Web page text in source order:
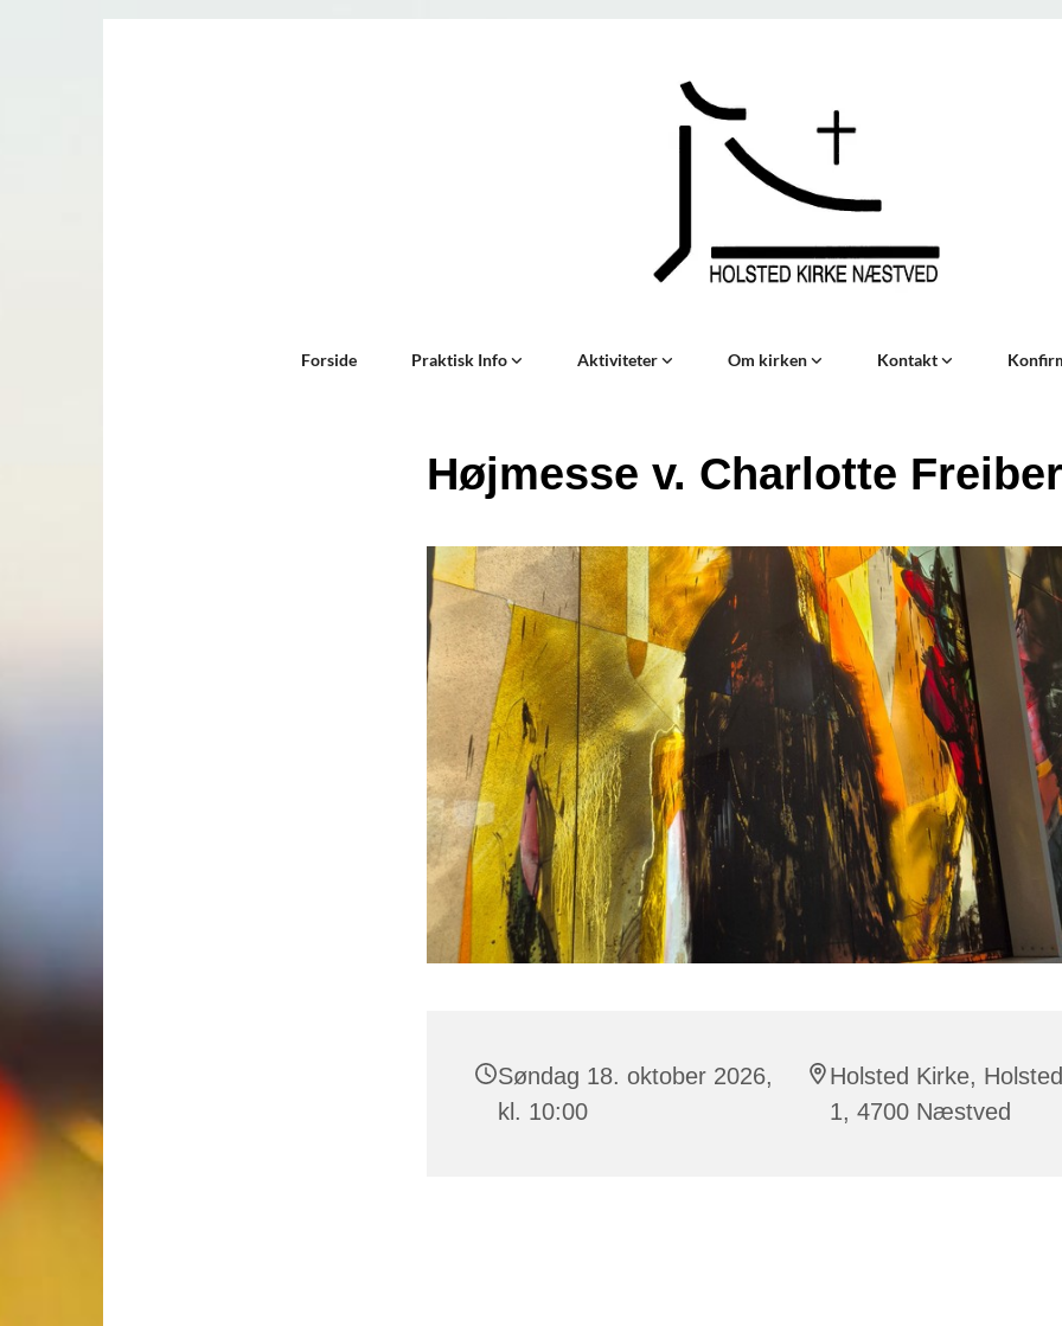
Forside Praktisk Info Aktiviteter Om kirken Kontakt
Højmesse v. Charlotte
Søndag 18. oktober 2026,
kl. 10:00
Holsted Kirke,
1, 4700 Næstved